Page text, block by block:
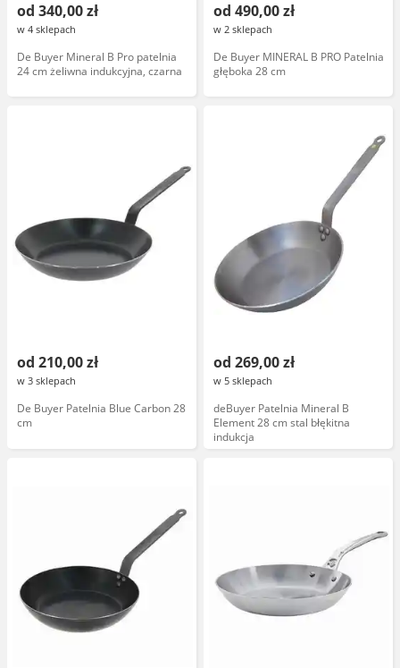
od 340,00 zł
w 4 sklepach
De Buyer Mineral B Pro patelnia
24 cm żeliwna indukcyjna, czarna
od 490,00 zł
w 2 sklepach
De Buyer MINERAL B PRO Patelnia
głęboka 28 cm
od 210,00 zł
w 3 sklepach
De Buyer Patelnia Blue Carbon 28
cm
od 269,00 zł
w 5 sklepach
deBuyer Patelnia Mineral B
Element 28 cm stal błękitna
indukcja